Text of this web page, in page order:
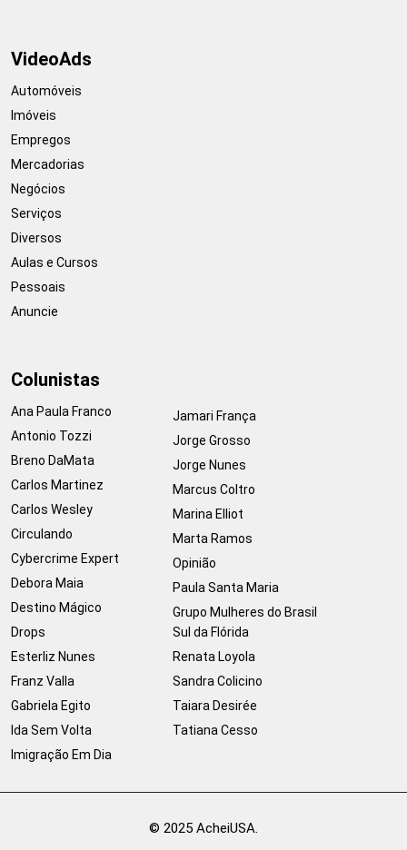
VideoAds
Automóveis
Imóveis
Empregos
Mercadorias
Negócios
Serviços
Diversos
Aulas e Cursos
Pessoais
Anuncie
Colunistas
Ana Paula Franco
Antonio Tozzi
Breno DaMata
Carlos Martinez
Carlos Wesley
Circulando
Cybercrime Expert
Debora Maia
Destino Mágico
Drops
Esterliz Nunes
Franz Valla
Gabriela Egito
Ida Sem Volta
Imigração Em Dia
Jamari França
Jorge Grosso
Jorge Nunes
Marcus Coltro
Marina Elliot
Marta Ramos
Opinião
Paula Santa Maria
Grupo Mulheres do Brasil
Sul da Flórida
Renata Loyola
Sandra Colicino
Taiara Desirée
Tatiana Cesso
© 2025 AcheiUSA.